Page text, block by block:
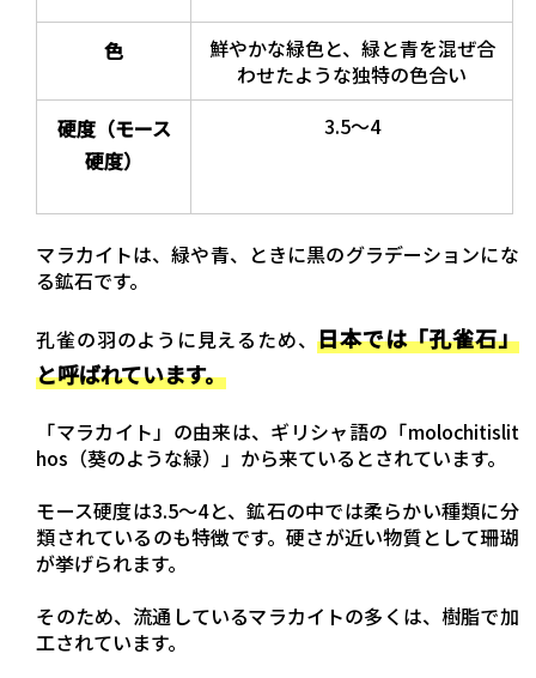
色
鮮やかな緑色と、緑と青を混ぜ合
わせたような独特の色合い
硬度（モース
硬度）
3.5〜4
マラカイトは、緑や青、ときに黒のグラデーションにな
る鉱石です。
孔雀の羽のように見えるため、日本では「孔雀石」
と呼ばれています。
「マラカイト」の由来は、ギリシャ語の「molochitislit
hos（葵のような緑）」から来ているとされています。
モース硬度は3.5〜4と、鉱石の中では柔らかい種類に分
類されているのも特徴です。硬さが近い物質として珊瑚
が挙げられます。
そのため、流通しているマラカイトの多くは、樹脂で加
工されています。